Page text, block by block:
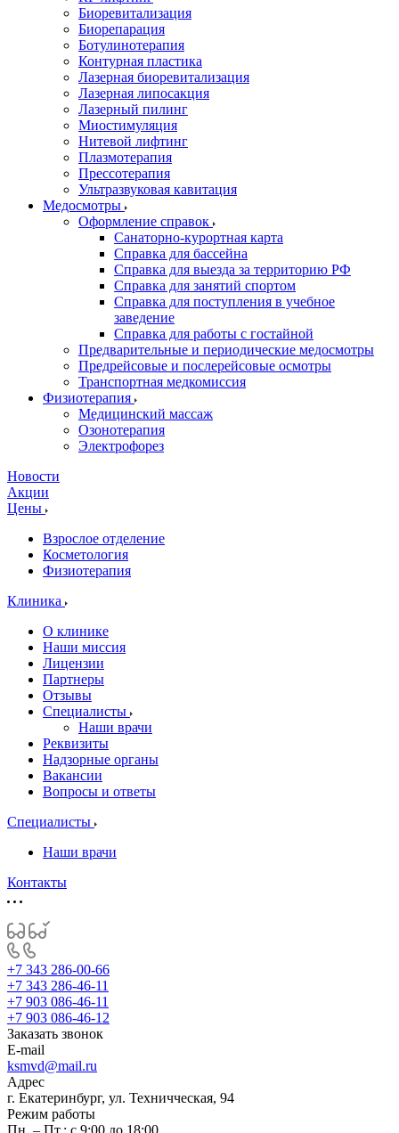
Биоревитализация
Биорепарация
Ботулинотерапия
Контурная пластика
Лазерная биоревитализация
Лазерная липосакция
Лазерный пилинг
Миостимуляция
Нитевой лифтинг
Плазмотерапия
Прессотерапия
Ультразвуковая кавитация
Медосмотры
Оформление справок
Санаторно-курортная карта
Справка для бассейна
Справка для выезда за территорию РФ
Справка для занятий спортом
Справка для поступления в учебное
заведение
Справка для работы с гостайной
Предварительные и периодические медосмотры
Предрейсовые и послерейсовые осмотры
Транспортная медкомиссия
Физиотерапия
Медицинский массаж
Озонотерапия
Электрофорез
Новости
Акции
Цены
Взрослое отделение
Косметология
Физиотерапия
Клиника
О клинике
Наши миссия
Лицензии
Партнеры
Отзывы
Специалисты
Наши врачи
Реквизиты
Надзорные органы
Вакансии
Вопросы и ответы
Специалисты
Наши врачи
Контакты
+7 343 286-00-66
+7 343 286-46-11
+7 903 086-46-11
+7 903 086-46-12
Заказать звонок
E-mail
ksmvd@mail.ru
Адрес
г. Екатеринбург, ул. Техничческая, 94
Режим работы
Пн. – Пт.: с 9:00 до 18:00